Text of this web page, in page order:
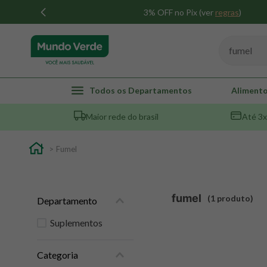
3% OFF no Pix (ver regras)
Todos os Departamentos
Maior rede do brasil Até
Fumel
Departamento
Suplementos
Categoria
fumel 1 produto